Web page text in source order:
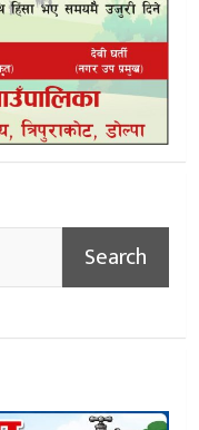
Search